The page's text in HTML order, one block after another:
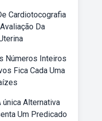
Cardiotocografia
Da
Números Inteiros
Fica Cada Uma
única Alternativa
Um Predicado